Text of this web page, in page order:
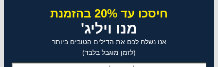
חיסכו עד 20% בהזמנת
מנו ויליג'
אנו נשלח לכם את הדילים הטובים ביותר
(לזמן מוגבל בלבד)